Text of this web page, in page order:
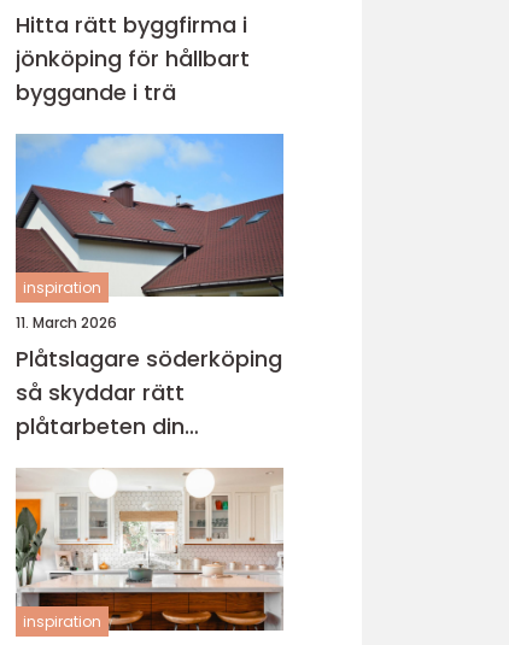
Hitta rätt byggfirma i
jönköping för hållbart
byggande i trä
inspiration
11. March 2026
Plåtslagare söderköping
så skyddar rätt
plåtarbeten din
fastighet
inspiration